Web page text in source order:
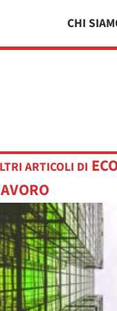
CHI
ARTICOLI DI